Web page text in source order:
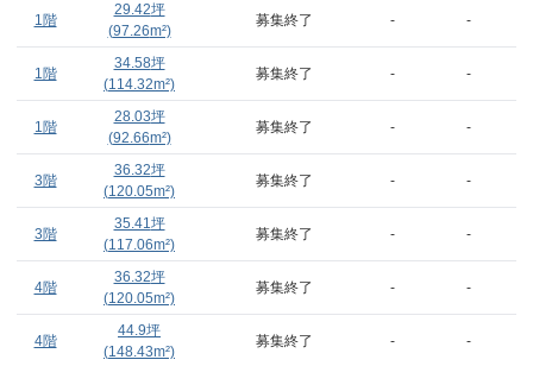
1階
29.42坪
(97.26m²)
募集終了 - -
1階
34.58坪
(114.32m²)
募集終了 - -
1階
28.03坪
(92.66m²)
募集終了 - -
3階
36.32坪
(120.05m²)
募集終了 - -
3階
35.41坪
(117.06m²)
募集終了 - -
4階
36.32坪
(120.05m²)
募集終了 - -
4階
44.9坪
(148.43m²)
募集終了 - -